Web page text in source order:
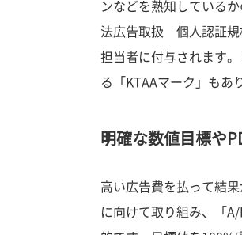
ンなどを熟知している
法広告取扱 個人認証規
担当者に付与されます
る「KTAAマーク」もあ
明確な数値目標や
高い広告費を払って結
に向けて取り組み、「